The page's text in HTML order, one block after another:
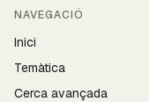
NAVEGACIÓ
Inici
Temàtica
Cerca avançada